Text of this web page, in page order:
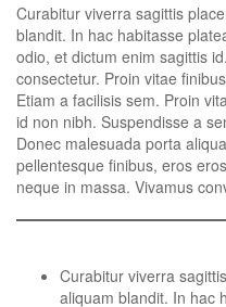
Curabitur viverra sagittis
blandit. In hac habitasse
odio, et dictum enim sagittis
consectetur. Proin vitae
Etiam a facilisis sem. Proin
id non nibh. Suspendisse a
Donec malesuada porta
pellentesque finibus, eros
neque in massa. Vivamus
Curabitur viverra
aliquam blandit. In hac